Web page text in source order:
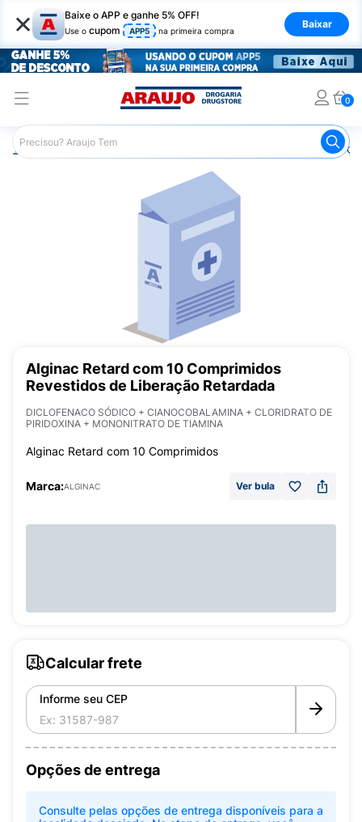
× Baixe o APP e ganhe 5% OFF!
Use o cupom APP5 na primeira compra
Baixar
0
Araujo Medicamentos Remédios para Alergias e
Alginac Retard com 10 Comprimidos
Revestidos de Liberação Retardada
DICLOFENACO SÓDICO + CIANOCOBALAMINA + CLORIDRATO DE
PIRIDOXINA + MONONITRATO DE TIAMINA
Alginac Retard com 10 Comprimidos
Marca:ALGINAC Ver bula
Calcular frete
Informe seu CEP
Opções de entrega
Consulte pelas opções de entrega disponíveis para a